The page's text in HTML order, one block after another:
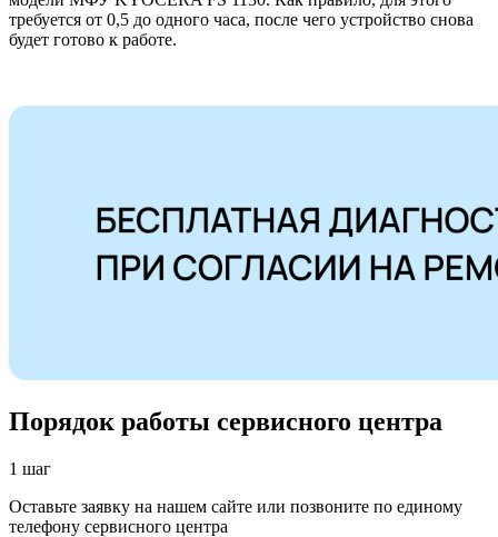
требуется от 0,5 до одного часа, после чего устройство снова
будет готово к работе.
Порядок работы сервисного центра
1 шаг
Оставьте заявку на нашем сайте или позвоните по единому
телефону сервисного центра